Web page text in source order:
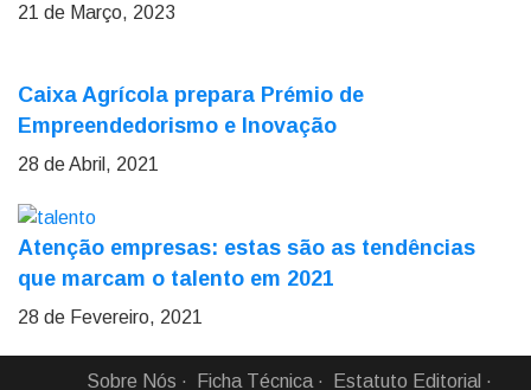
21 de Março, 2023
Caixa Agrícola prepara Prémio de
Empreendedorismo e Inovação
28 de Abril, 2021
Atenção empresas: estas são as tendências
que marcam o talento em 2021
28 de Fevereiro, 2021
Sobre Nós Ficha Técnica Estatuto Editorial